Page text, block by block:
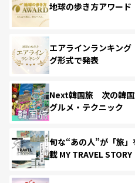
地球の歩き方アワー
エアラインランキン
グ形式で発表
Next韓国旅 次の韓国
グルメ・テクニック
旬な“あの人”が「旅
載 MY TRAVEL STORY